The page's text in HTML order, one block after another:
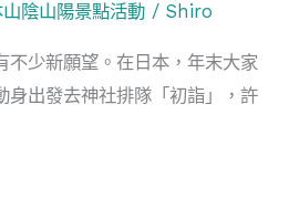
山陰山陽景點活動 / Shiro
不少新願望。在日本，年末大家
身出發去神社排隊「初詣」，許